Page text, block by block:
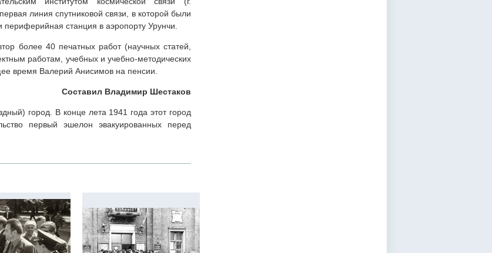
линия спутниковой связи, в которой были
станция в аэропорту Урунчи.
более 40 печатных работ (научных статей,
работам, учебных и учебно-методических
время Валерий Анисимов на пенсии.
Составил Владимир Шестаков
город. В конце лета 1941 года этот город
первый эшелон эвакуированных перед